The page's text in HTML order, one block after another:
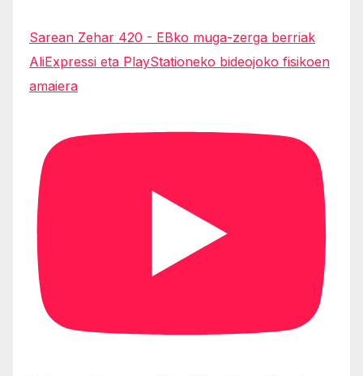
Sarean Zehar 420 - EBko muga-zerga berriak
AliExpressi eta PlayStationeko bideojoko fisikoen
amaiera